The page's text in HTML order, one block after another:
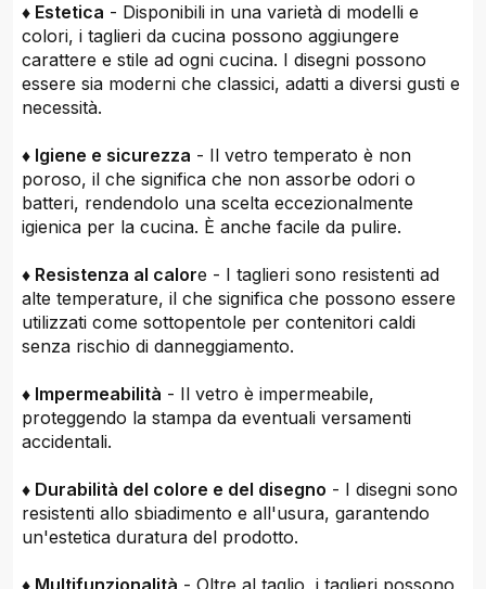
♦ Estetica - Disponibili in una varietà di modelli e
colori, i taglieri da cucina possono aggiungere
carattere e stile ad ogni cucina. I disegni possono
essere sia moderni che classici, adatti a diversi gusti e
necessità.
♦ Igiene e sicurezza - Il vetro temperato è non
poroso, il che significa che non assorbe odori o
batteri, rendendolo una scelta eccezionalmente
igienica per la cucina. È anche facile da pulire.
♦ Resistenza al calore - I taglieri sono resistenti ad
alte temperature, il che significa che possono essere
utilizzati come sottopentole per contenitori caldi
senza rischio di danneggiamento.
♦ Impermeabilità - Il vetro è impermeabile,
proteggendo la stampa da eventuali versamenti
accidentali.
♦ Durabilità del colore e del disegno - I disegni sono
resistenti allo sbiadimento e all'usura, garantendo
un'estetica duratura del prodotto.